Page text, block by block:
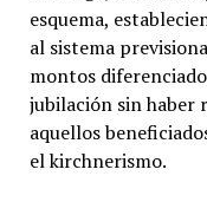
esquema,
al sistema
montos
jubilación sin haber
aquellos
el kirchnerismo.